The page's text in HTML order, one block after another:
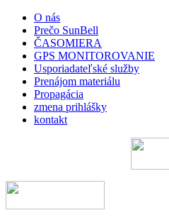
O nás
Prečo SunBell
ČASOMIERA
GPS MONITOROVANIE
Usporiadateľské služby
Prenájom materiálu
Propagácia
zmena prihlášky
kontakt